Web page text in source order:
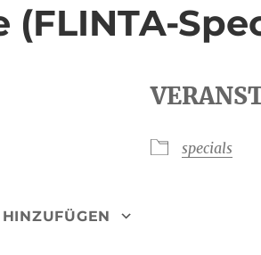
(FLINTA-
specials